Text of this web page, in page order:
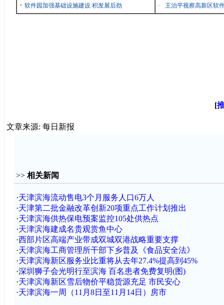
· 软件园加强基础设施建设 积发展后劲
·
王治平视察高新区软
[
文章来源: 每日新报
>> 相关新闻
·天津滨海流动售电3个月服务人口6万人
·天津第二批金融改革创新20项重点工作计划推出
·天津滨海供热保电预案监控105处供热点
·天津滨海建成名贵观赏鱼中心
·西部片区高端产业带成双城双港战略重要支撑
·天津滨海工商管理所干部下乡普及《食品安全法》
·天津滨海新区服务业比重将从去年27.4%提高到45%
·深圳狮子会光明行至滨海 百名患者免费复明(图)
·天津滨海新区雪后物价平稳货源充足 市民安心
·天津滨海一周（11月8日至11月14日）房市